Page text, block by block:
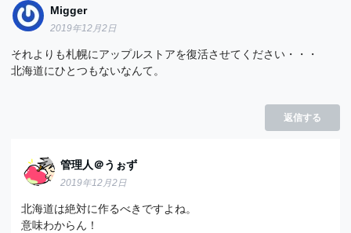
Migger
2019年12月2日
それよりも札幌にアップルストアを復活させてください・・・
北海道にひとつもないなんて。
返信する
管理人＠うぉず
2019年12月2日
北海道は絶対に作るべきですよね。
意味わからん！